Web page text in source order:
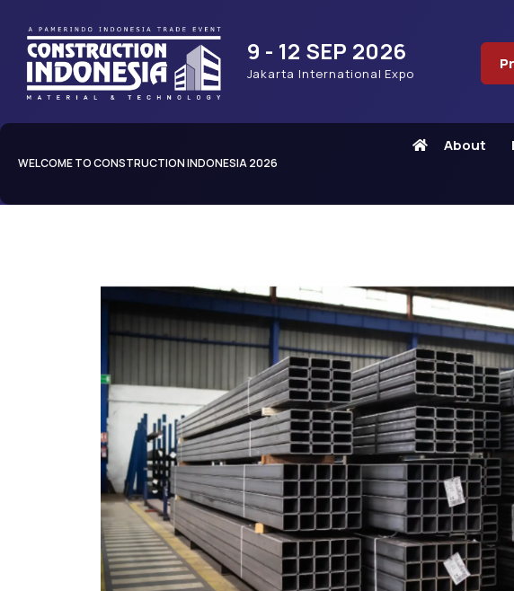
9 - 12 SEP 2026
Jakarta International Expo
WELCOME TO CONSTRUCTION INDONESIA 2026
About